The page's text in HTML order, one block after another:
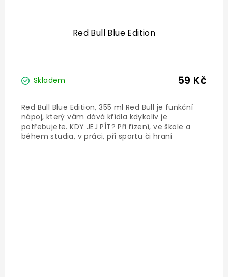
Red Bull Blue Edition
Skladem 59 Kč
Red Bull Blue Edition, 355 ml Red Bull je funkční
nápoj, který vám dává křídla kdykoliv je
potřebujete. KDY JEJ PÍT? Při řízení, ve škole a
během studia, v práci, při sportu či hraní